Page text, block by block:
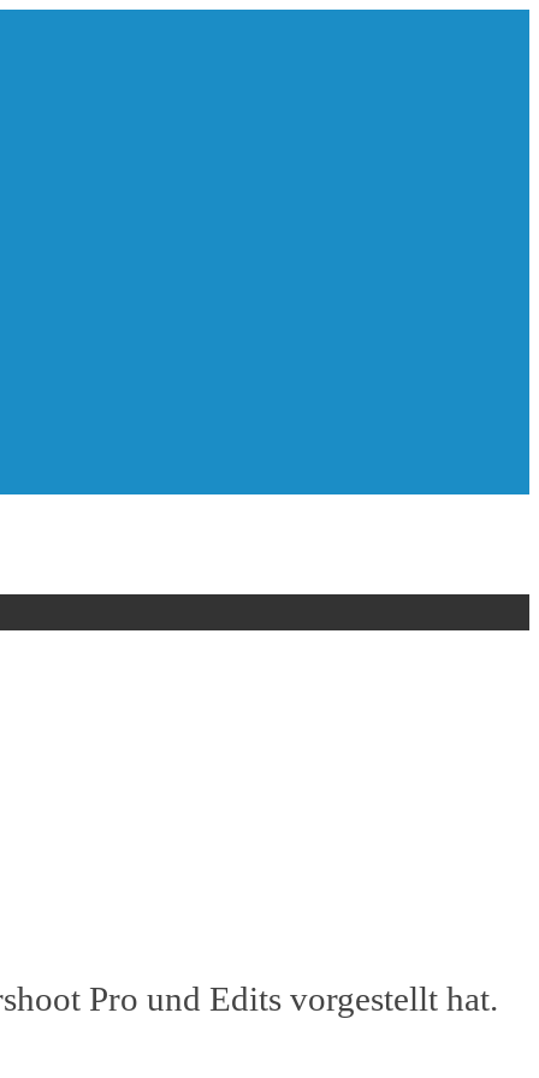
Pro und Edits vorgestellt hat.